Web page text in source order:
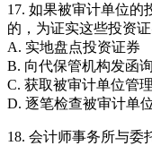
17. 如果被审计单位的
的，为证实这些投资
A. 实地盘点投资证券
B. 向代保管机构发函
C. 获取被审计单位管
D. 逐笔检查被审计单
18. 会计师事务所与委